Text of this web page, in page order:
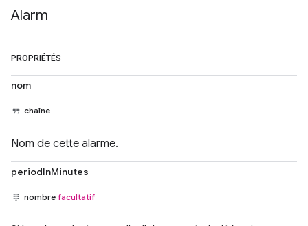
Alarm
PROPRIÉTÉS
nom
chaîne
Nom de cette alarme.
periodInMinutes
nombre facultatif